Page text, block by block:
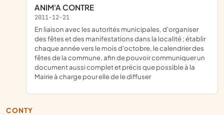
ANIM'A CONTRE
2011-12-21
en liaison avec les autorités municipales, d'organiser
des fêtes et des manifestations dans la localité ; établir
chaque année vers le mois d'octobre, le calendrier des
fêtes de la commune, afin de pouvoir communiquer un
document aussi complet et précis que possible à la
Mairie à charge pour elle de le diffuser
CONTY